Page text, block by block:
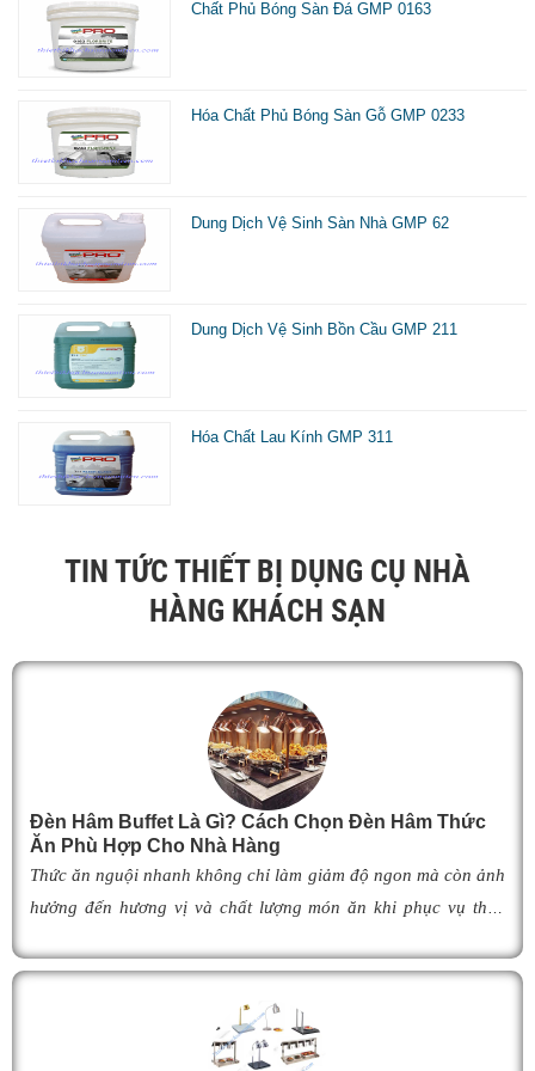
Chất Phủ Bóng Sàn Đá GMP 0163
Hóa Chất Phủ Bóng Sàn Gỗ GMP 0233
Dung Dịch Vệ Sinh Sàn Nhà GMP 62
Dung Dịch Vệ Sinh Bồn Cầu GMP 211
Hóa Chất Lau Kính GMP 311
TIN TỨC THIẾT BỊ DỤNG CỤ NHÀ
HÀNG KHÁCH SẠN
Đèn Hâm Buffet Là Gì? Cách Chọn Đèn Hâm Thức
Ăn Phù Hợp Cho Nhà Hàng
Thức ăn nguội nhanh không chỉ làm giảm độ ngon mà còn ảnh
hưởng đến hương vị và chất lượng món ăn khi phục vụ thực
thành giải pháp được nhiều nhà hàng, khách sạn và khu nghỉ
dưỡng lựa chọn nhờ khả năng giữ cho món ăn luôn ấm nóng,
thơm ngon như vừa mới chế biến. Vậy